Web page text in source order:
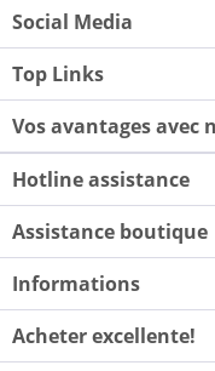
Social Media
Top Links
Vos avantages avec
Hotline assistance
Assistance boutique
Informations
Acheter excellente!